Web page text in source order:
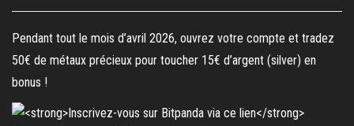
Pendant tout le mois d’avril 2026, ouvrez votre compte et tradez
50€ de métaux précieux pour toucher 15€ d’argent (silver) en
bonus !